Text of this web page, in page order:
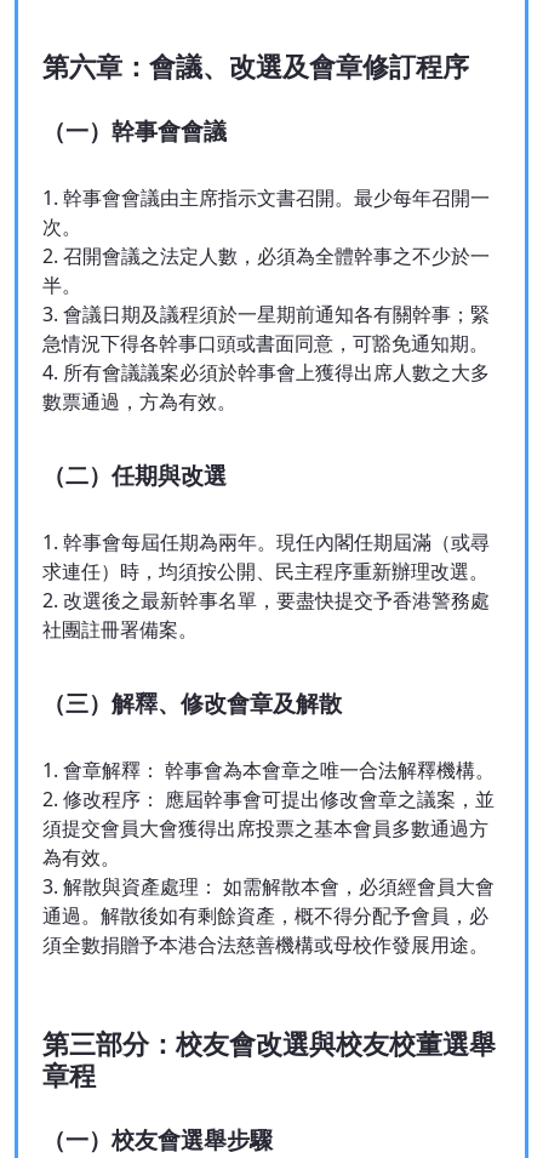
第六章：會議、改選及會章修訂程序
（一）幹事會會議
1. 幹事會會議由主席指示文書召開。最少每年召開一
次。
2. 召開會議之法定人數，必須為全體幹事之不少於一
半。
3. 會議日期及議程須於一星期前通知各有關幹事；緊
急情況下得各幹事口頭或書面同意，可豁免通知期。
4. 所有會議議案必須於幹事會上獲得出席人數之大多
數票通過，方為有效。
（二）任期與改選
1. 幹事會每屆任期為兩年。現任內閣任期屆滿（或尋
求連任）時，均須按公開、民主程序重新辦理改選。
2. 改選後之最新幹事名單，要盡快提交予香港警務處
社團註冊署備案。
（三）解釋、修改會章及解散
1. 會章解釋： 幹事會為本會章之唯一合法解釋機構。
2. 修改程序： 應屆幹事會可提出修改會章之議案，並
須提交會員大會獲得出席投票之基本會員多數通過方
為有效。
3. 解散與資產處理： 如需解散本會，必須經會員大會
通過。解散後如有剩餘資產，概不得分配予會員，必
須全數捐贈予本港合法慈善機構或母校作發展用途。
第三部分：校友會改選與校友校董選舉
章程
（一）校友會選舉步驟